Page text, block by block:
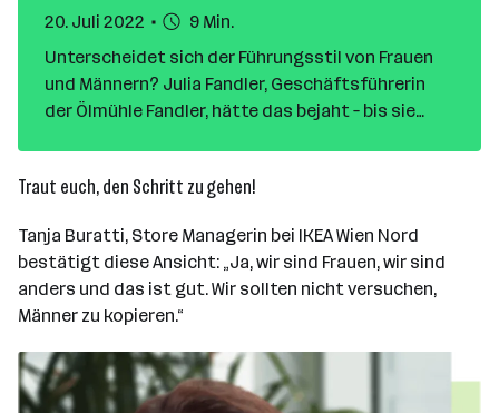
20. Juli 2022
9 Min.
Unterscheidet sich der Führungsstil von Frauen
und Männern? Julia Fandler, Geschäftsführerin
der Ölmühle Fandler, hätte das bejaht – bis sie
Führungskraft keine Rolle spielt und warum
Widerspruch sind.
Traut euch, den Schritt zu gehen!
Tanja Buratti, Store Managerin bei IKEA Wien Nord
bestätigt diese Ansicht: „Ja, wir sind Frauen, wir sind
anders und das ist gut. Wir sollten nicht versuchen,
Männer zu kopieren.“